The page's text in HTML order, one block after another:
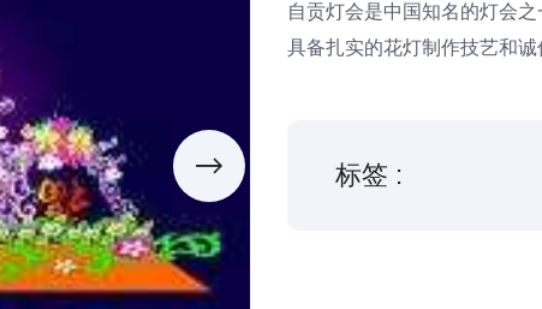
自贡灯会是中国知名的灯会
具备扎实的花灯制作技艺和
标签 :